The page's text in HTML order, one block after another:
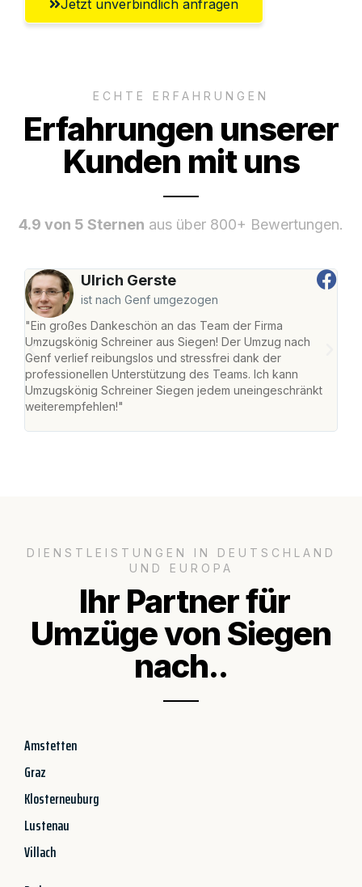
Jetzt unverbindlich anfragen
ECHTE ERFAHRUNGEN
Erfahrungen unserer
Kunden mit uns
4.9 von 5 Sternen aus über 800+ Bewertungen.
Ulrich Gerste
ist nach Genf umgezogen
"Ein großes Dankeschön an das Team der Firma
Umzugskönig Schreiner aus Siegen! Der Umzug nach
Genf verlief reibungslos und stressfrei dank der
professionellen Unterstützung des Teams. Ich kann
Umzugskönig Schreiner Siegen jedem uneingeschränkt
weiterempfehlen!"
DIENSTLEISTUNGEN IN DEUTSCHLAND
UND EUROPA
Ihr Partner für
Umzüge von Siegen
nach..
Amstetten
Graz
Klosterneuburg
Lustenau
Villach